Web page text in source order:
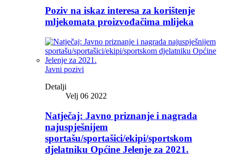
Poziv na iskaz interesa za korištenje
mljekomata proizvođačima mlijeka
Javni pozivi
Detalji
Velj 06 2022
Natječaj: Javno priznanje i nagrada
najuspješnijem
sportašu/sportašici/ekipi/sportskom
djelatniku Općine Jelenje za 2021.